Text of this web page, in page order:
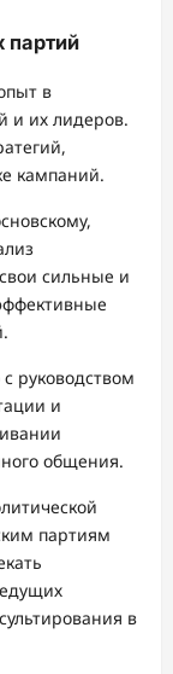
партий
в
и их лидеров.
кампаний.
сильные и
руководством
и
общения.
партиям
в